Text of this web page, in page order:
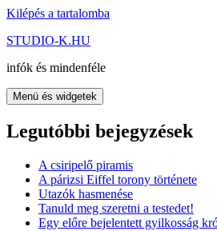
Kilépés a tartalomba
STUDIO-K.HU
infók és mindenféle
Menü és widgetek
Legutóbbi bejegyzések
A csiripelő piramis
A párizsi Eiffel torony története
Utazók hasmenése
Tanuld meg szeretni a testedet!
Egy előre bejelentett gyilkosság